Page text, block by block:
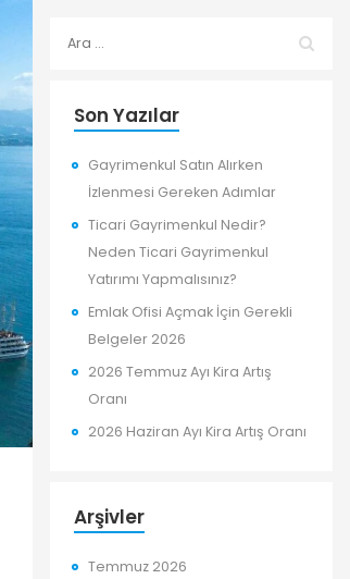
Son Yazılar
Gayrimenkul Satın Alırken
İzlenmesi Gereken Adımlar
Ticari Gayrimenkul Nedir?
Neden Ticari Gayrimenkul
Yatırımı Yapmalısınız?
Emlak Ofisi Açmak İçin Gerekli
Belgeler 2026
2026 Temmuz Ayı Kira Artış
Oranı
2026 Haziran Ayı Kira Artış Oranı
Arşivler
Temmuz 2026